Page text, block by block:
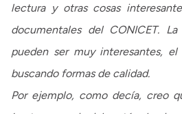
lectura y otras cosas
documentales del CONICET.
pueden ser muy interesantes,
buscando formas de calidad.
Por ejemplo, como decía, creo